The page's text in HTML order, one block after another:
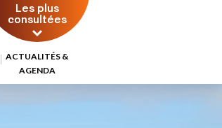
Les plus
consultées
ACTUALITÉS &
AGENDA